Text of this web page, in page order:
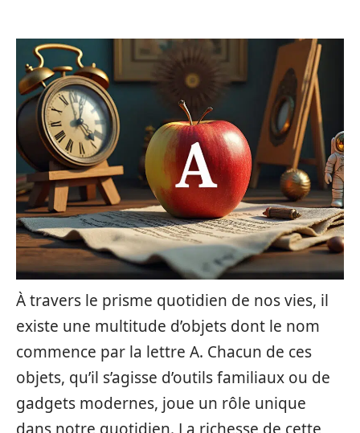
À travers le prisme quotidien de nos vies, il
existe une multitude d’objets dont le nom
commence par la lettre A. Chacun de ces
objets, qu’il s’agisse d’outils familiaux ou de
gadgets modernes, joue un rôle unique